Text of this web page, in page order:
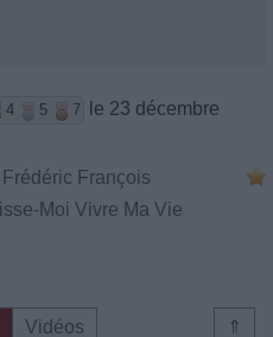
4 5 7
le 23 décembre
Frédéric François
Moi Vivre Ma Vie
⇑
Vidéos